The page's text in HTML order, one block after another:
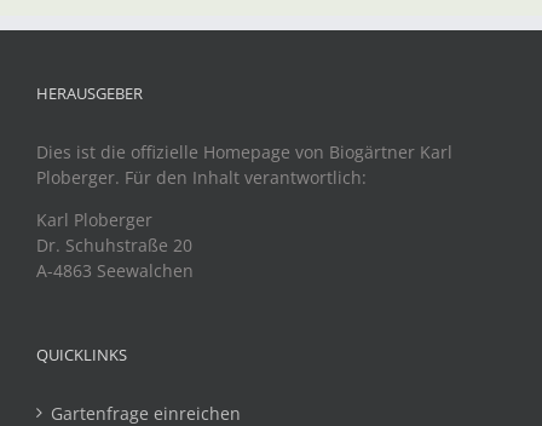
HERAUSGEBER
Dies ist die offizielle Homepage von Biogärtner Karl
Ploberger. Für den Inhalt verantwortlich:
Karl Ploberger
Dr. Schuhstraße 20
A-4863 Seewalchen
QUICKLINKS
Gartenfrage einreichen